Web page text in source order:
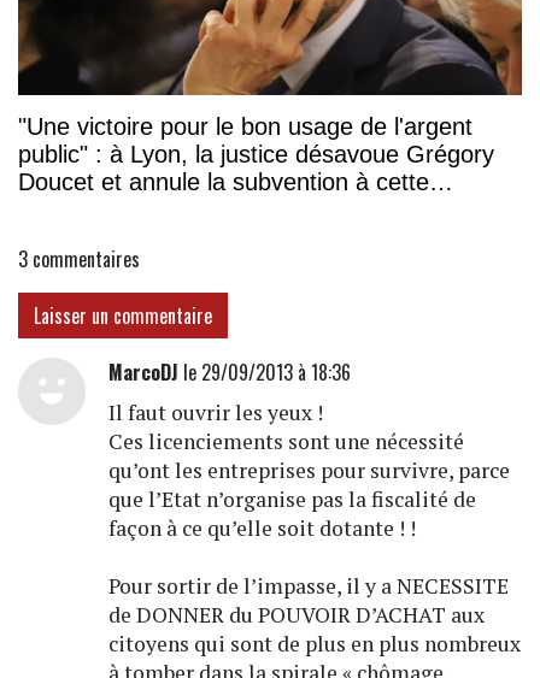
"Une victoire pour le bon usage de l'argent
public" : à Lyon, la justice désavoue Grégory
Doucet et annule la subvention à cette
3 commentaires
Laisser un commentaire
MarcoDJ le 29/09/2013 à 18:36
Il faut ouvrir les yeux !
Ces licenciements sont une nécessité
qu’ont les entreprises pour survivre, parce
que l’Etat n’organise pas la fiscalité de
façon à ce qu’elle soit dotante ! !
Pour sortir de l’impasse, il y a NECESSITE
de DONNER du POUVOIR D’ACHAT aux
citoyens qui sont de plus en plus nombreux
à tomber dans la spirale « chômage,